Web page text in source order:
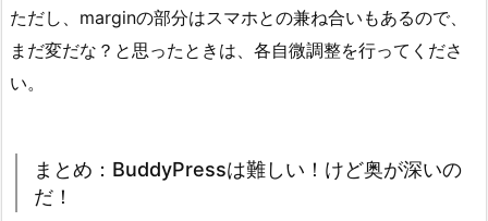
ただし、marginの部分はスマホとの兼ね合いもあるので、
まだ変だな？と思ったときは、各自微調整を行ってくださ
い。
まとめ：BuddyPressは難しい！けど奥が深いの
だ！